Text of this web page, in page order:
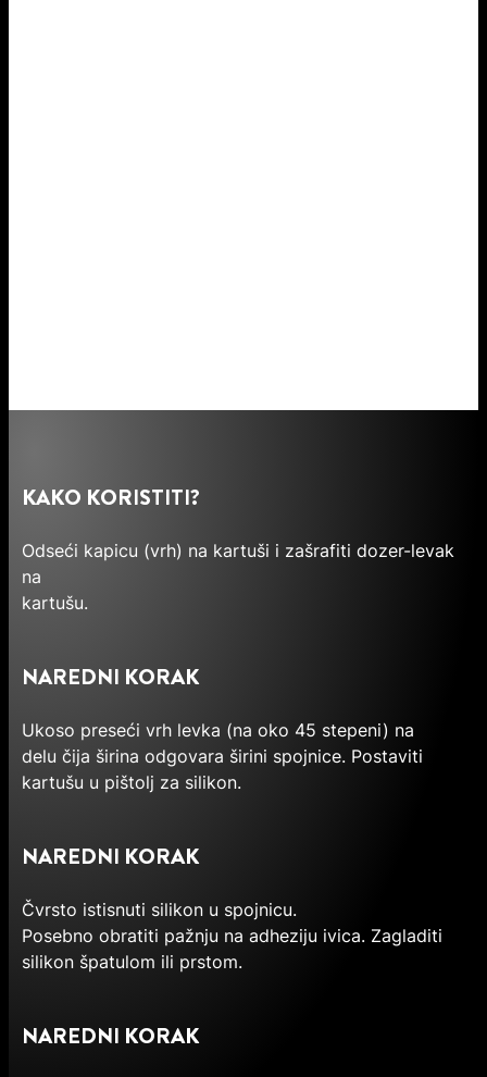
KAKO KORISTITI?
Odseći kapicu (vrh) na kartuši i zašrafiti dozer-levak
na
kartušu.
NAREDNI KORAK
Ukoso preseći vrh levka (na oko 45 stepeni) na
delu čija širina odgovara širini spojnice. Postaviti
kartušu u pištolj za silikon.
NAREDNI KORAK
Čvrsto istisnuti silikon u spojnicu.
Posebno obratiti pažnju na adheziju ivica. Zagladiti
silikon špatulom ili prstom.
NAREDNI KORAK